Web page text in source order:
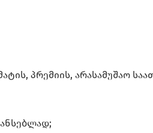
პრემიის, არასამუშაო